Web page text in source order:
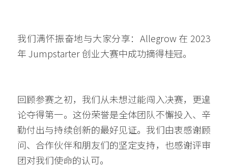
我们满怀振奋地与大家分享：Allegrow 在 2023
年 Jumpstarter 创业大赛中成功摘得桂冠。
回顾参赛之初，我们从未想过能闯入决赛，更遑
论夺得第一。这份荣誉是全体团队不懈投入、辛
勤付出与持续创新的最好见证。我们由衷感谢顾
问、合作伙伴和朋友们的坚定支持，也感谢评审
团对我们使命的认可。